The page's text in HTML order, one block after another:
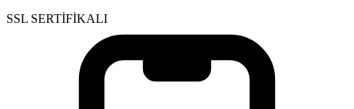
SSL SERTİFİKALI